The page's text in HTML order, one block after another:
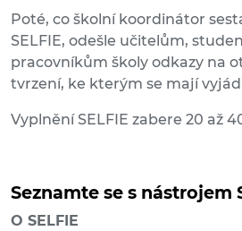
Poté, co školní koordinátor
SELFIE, odešle učitelům,
pracovníkům školy odkazy na
tvrzení, ke kterým se mají
Vyplnění SELFIE zabere 20 až
Seznamte se s nástrojem
O SELFIE